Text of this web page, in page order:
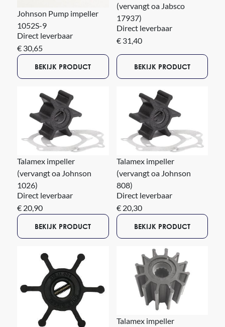
Johnson Pump impeller
1052S-9
Direct leverbaar
€ 30,65
BEKIJK PRODUCT
(vervangt oa Jabsco
17937)
Direct leverbaar
€ 31,40
BEKIJK PRODUCT
Talamex impeller
(vervangt oa Johnson
1026)
Direct leverbaar
€ 20,90
BEKIJK PRODUCT
Talamex impeller
(vervangt oa Johnson
808)
Direct leverbaar
€ 20,30
BEKIJK PRODUCT
Talamex impeller